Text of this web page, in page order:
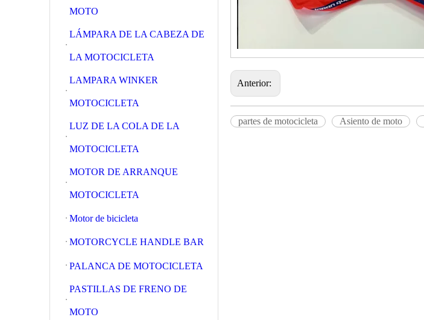
MOTO
LÁMPARA DE LA CABEZA DE
LA MOTOCICLETA
LAMPARA WINKER
MOTOCICLETA
LUZ DE LA COLA DE LA
MOTOCICLETA
MOTOR DE ARRANQUE
MOTOCICLETA
Motor de bicicleta
MOTORCYCLE HANDLE BAR
PALANCA DE MOTOCICLETA
PASTILLAS DE FRENO DE
MOTO
Anterior:
partes de motocicleta Asiento de moto